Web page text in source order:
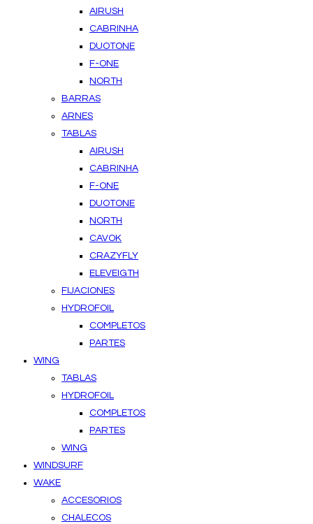
AIRUSH
CABRINHA
DUOTONE
F-ONE
NORTH
BARRAS
ARNES
TABLAS
AIRUSH
CABRINHA
F-ONE
DUOTONE
NORTH
CAVOK
CRAZYFLY
ELEVEIGTH
FIJACIONES
HYDROFOIL
COMPLETOS
PARTES
WING
TABLAS
HYDROFOIL
COMPLETOS
PARTES
WING
WINDSURF
WAKE
ACCESORIOS
CHALECOS